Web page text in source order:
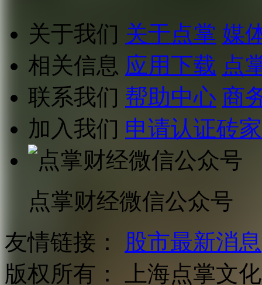
关于我们 关于点掌 媒
相关信息 应用下载 点
联系我们 帮助中心 商
加入我们 申请认证砖家
点掌财经微信公众号
友情链接：
股市最新消息
版权所有：
上海点掌文